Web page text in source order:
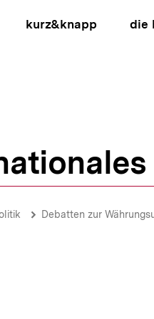
kurz&knapp die
Debatten zur